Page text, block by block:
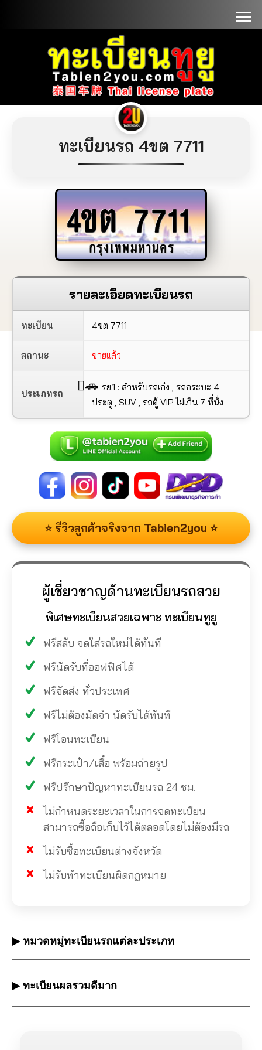
ทะเบียนรถ 4ขต 7711
4ขต 7711
กรุงเทพมหานคร
รายละเอียดทะเบียนรถ
ทะเบียน 4ขต 7711
สถานะ ขายแล้ว
ประเภทรถ
🚗 รย.1 : สำหรับรถเก๋ง , รถกระบะ 4
ประตู , SUV , รถตู้ VIP ไม่เกิน 7 ที่นั่ง
⭐ รีวิวลูกค้าจริงจาก Tabien2you ⭐
ผู้เชี่ยวชาญด้านทะเบียนรถสวย
พิเศษทะเบียนสวยเฉพาะ ทะเบียนทูยู
ฟรีสลับ จดใส่รถใหม่ได้ทันที
ฟรีนัดรับที่ออฟฟิศได้
ฟรีจัดส่ง ทั่วประเทศ
ฟรีไม่ต้องมัดจำ นัดรับได้ทันที
ฟรีโอนทะเบียน
ฟรีกระเป๋า/เสื้อ พร้อมถ่ายรูป
ฟรีปรึกษาปัญหาทะเบียนรถ 24 ชม.
ไม่กำหนดระยะเวลาในการจดทะเบียน
สามารถซื้อถือเก็บไว้ได้ตลอดโดยไม่ต้องมีรถ
ไม่รับซื้อทะเบียนต่างจังหวัด
ไม่รับทำทะเบียนผิดกฎหมาย
▶ หมวดหมู่ทะเบียนรถแต่ละประเภท
▶ ทะเบียนผลรวมดีมาก